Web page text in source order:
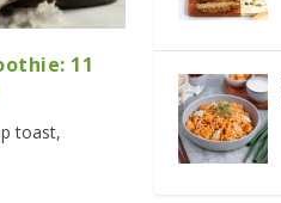
11
toast,